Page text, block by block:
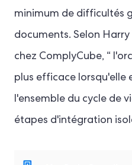
minimum de difficultés
documents. Selon
chez ComplyCube, “
plus efficace lorsqu'elle
l'ensemble du cycle de
étapes d'intégration